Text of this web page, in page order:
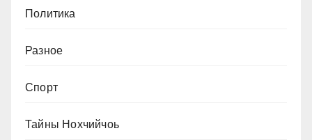
Политика
Разное
Спорт
Тайны Нохчийчоь